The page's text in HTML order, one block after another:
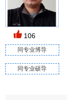
106
同专业博导
同专业硕导